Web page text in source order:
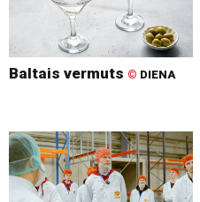
Baltais vermuts © DIENA